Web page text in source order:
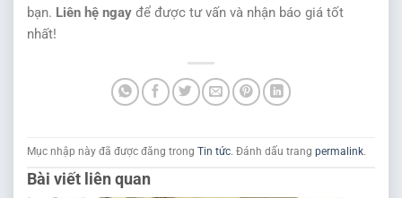
bạn. Liên hệ ngay để được tư vấn và nhận báo giá tốt
nhất!
Mục nhập này đã được đăng trong Tin tức. Đánh dấu trang permalink.
Bài viết liên quan